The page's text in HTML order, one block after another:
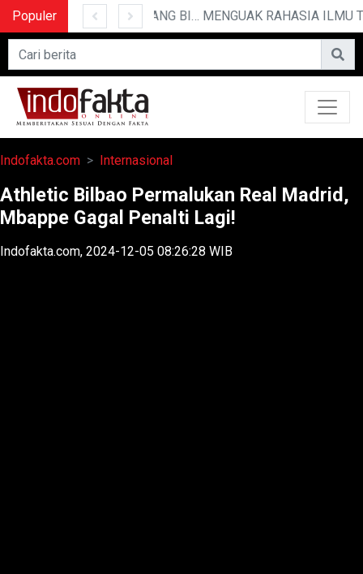
Populer 10 CERITA LUCU PENDEK YANG BIKIN NGAKAK
Indofakta.com Internasional
Athletic Bilbao Permalukan Real Madrid,
Mbappe Gagal Penalti Lagi!
Indofakta.com, 2024-12-05 08:26:28 WIB